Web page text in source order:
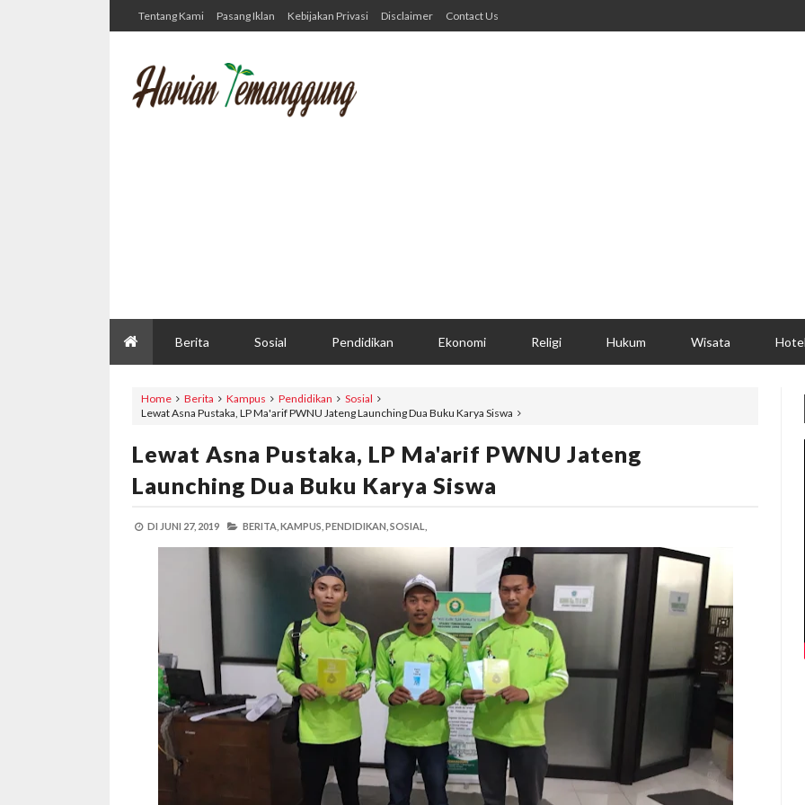
Tentang Kami Pasang Iklan Kebijakan Privasi Disclaimer Contact Us
Berita Sosial Pendidikan Ekonomi Religi Hukum Wisata Hotel
Home Berita Kampus Pendidikan
Sosial
Lewat Asna Pustaka, LP Ma'arif PWNU Jateng Launching Dua Buku Karya Siswa
Lewat Asna Pustaka, LP Ma'arif PWNU Jateng
Launching Dua Buku Karya Siswa
DI JUNI 27, 2019 BERITA, KAMPUS, PENDIDIKAN, SOSIAL,